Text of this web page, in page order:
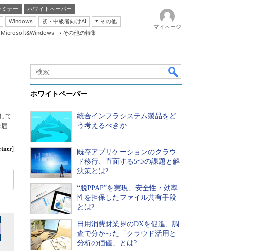
ミナー
ホワイトペーパー
Windows 初・中級者向けAI
その他
& Storage
Expert
of IP Network
& Trust
Microsoft&Windows その他の特集
マイページ
て
]
ホワイトペーパー
統合インフラシステム製品をど
う考えるべきか
既存アプリケーションのクラウ
ド移行、直面する5つの課題と解
決策とは?
“脱PPAP”を実現、安全性・効率
性を担保したファイル共有手段
とは?
日用消費財業界のDXを促進、調
査で分かった「クラウド活用と
分析の価値」とは?